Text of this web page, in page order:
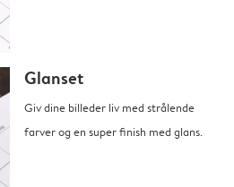
Glanset
Giv dine billeder liv med strålende
farver og en super finish med glans.